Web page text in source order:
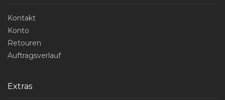
Kontakt
Konto
Retouren
Auftragsverlauf
Extras